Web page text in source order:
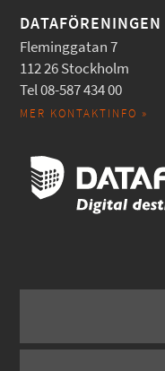
Fleminggatan 7
112 26 Stockholm
Tel 08-587 434 00
MER KONTAKTINFO »